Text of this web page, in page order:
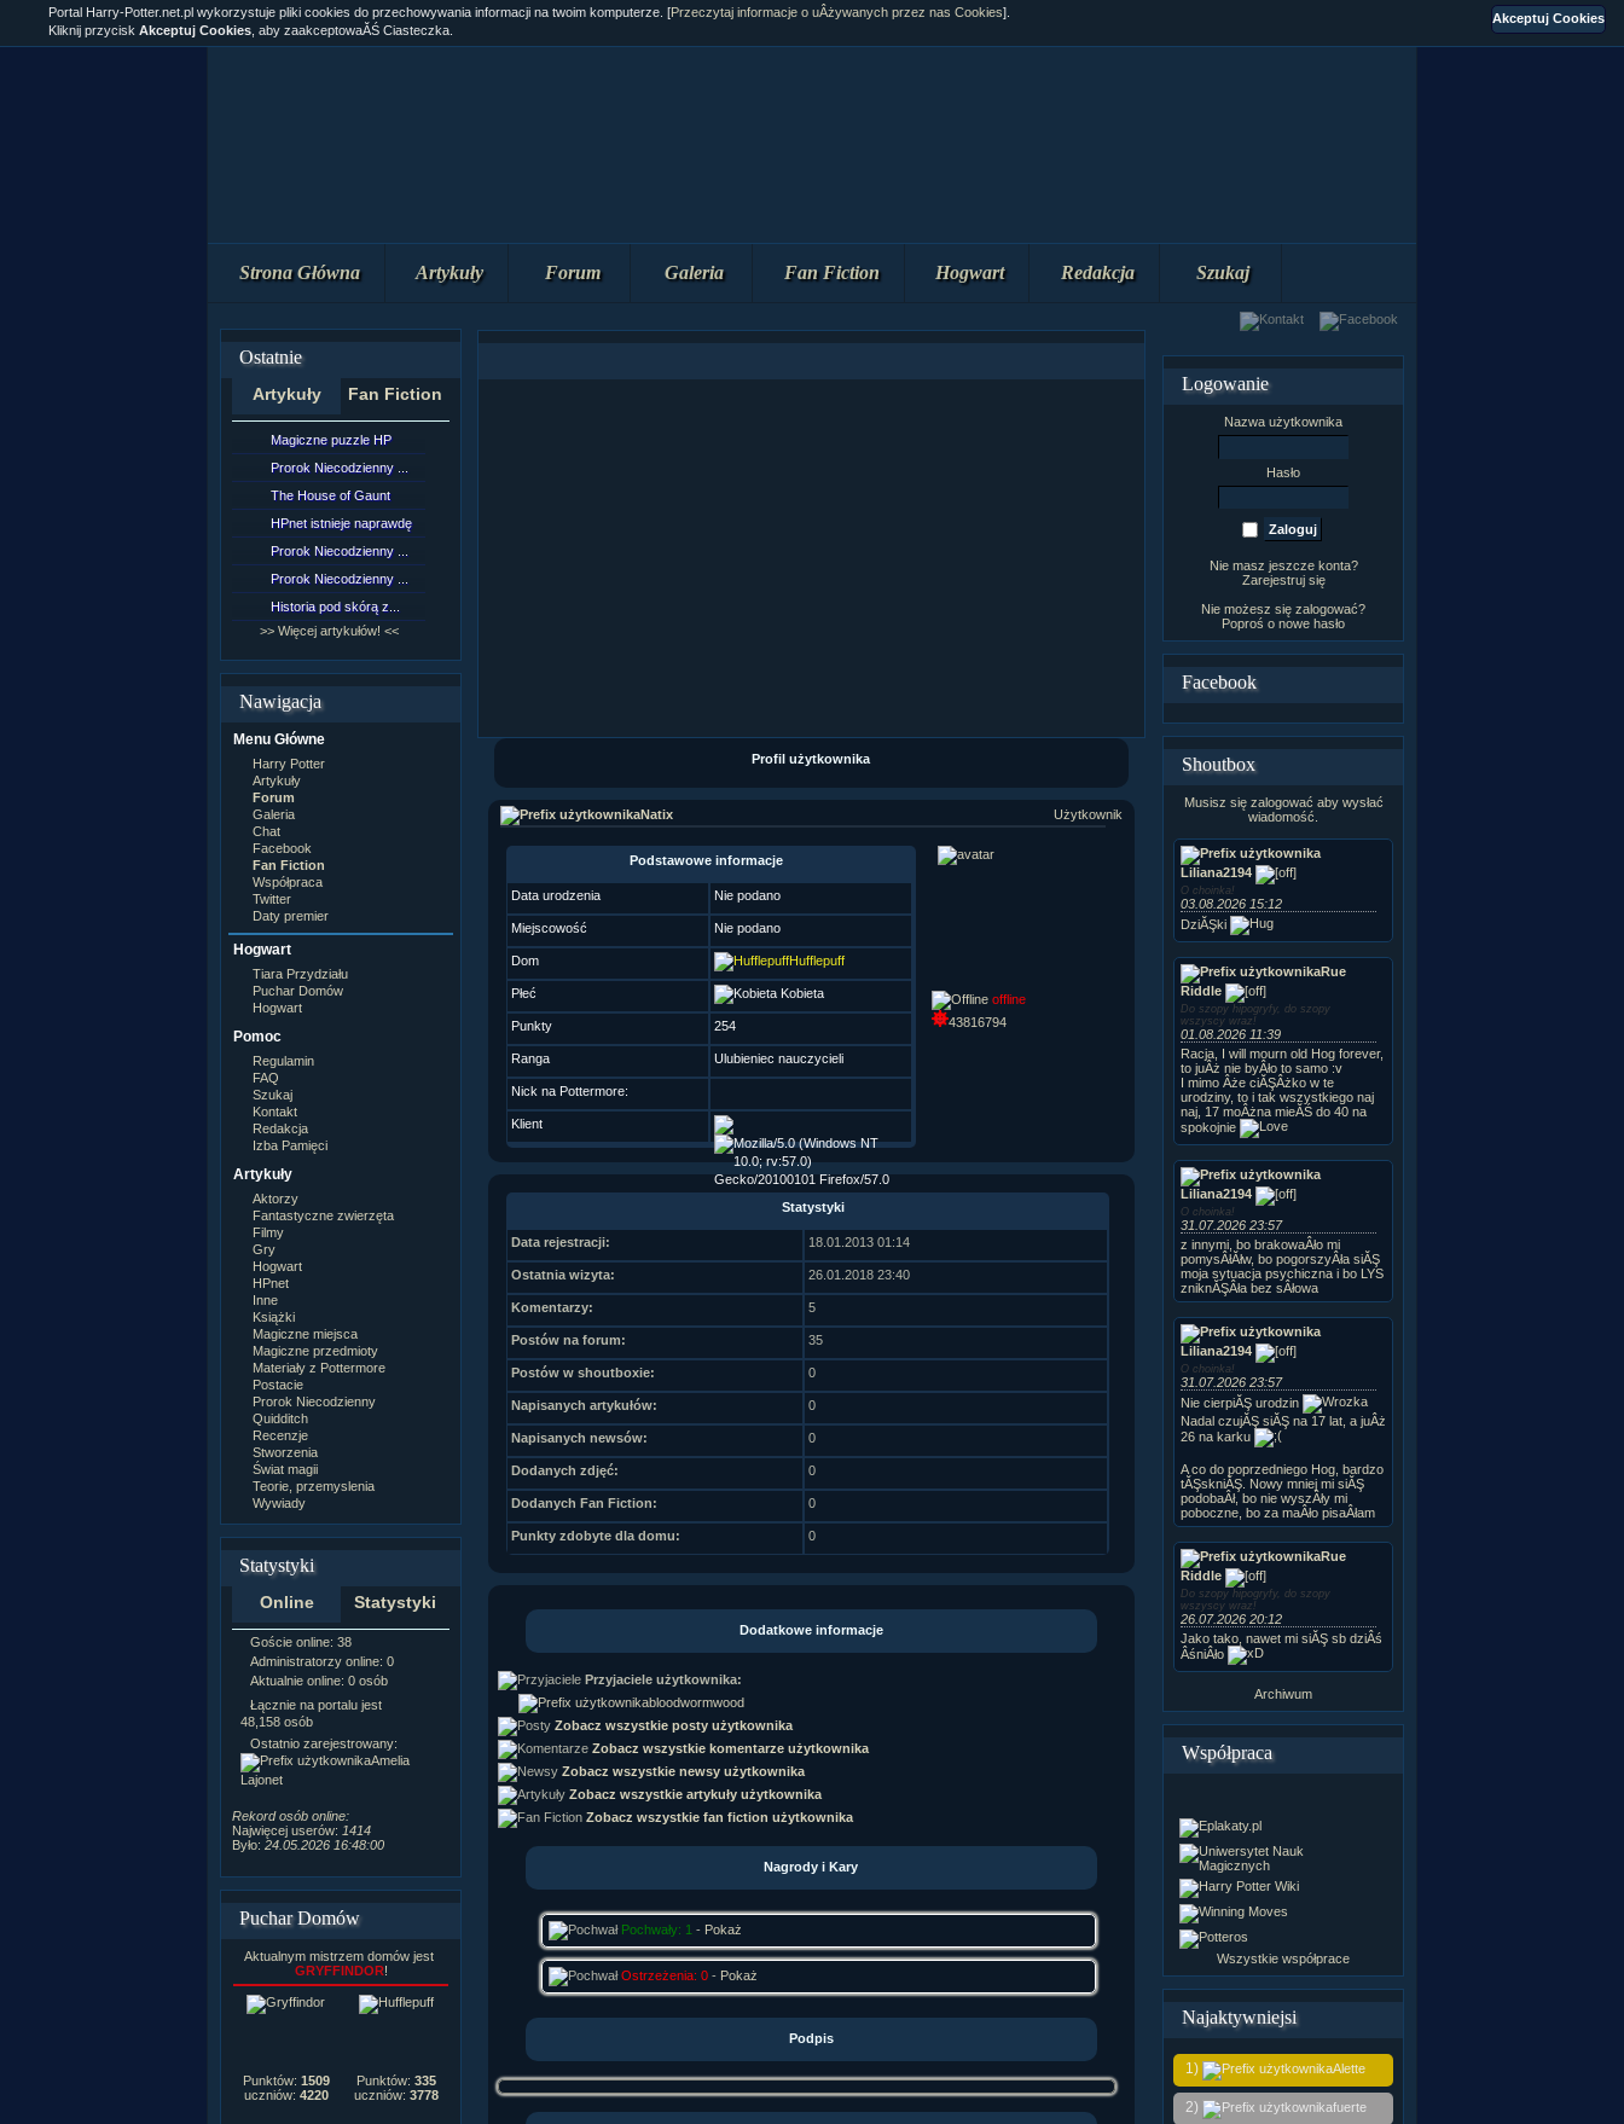
Strona Główna Artykuły Forum Galeria Fan Fiction Hogwart Redakcja Szukaj
Ostatnie
Artykuły Fan Fiction
Magiczne puzzle HP
Prorok Niecodzienny ...
The House of Gaunt
HPnet istnieje naprawdę
Prorok Niecodzienny ...
Prorok Niecodzienny ...
Historia pod skórą z...
>> Więcej artykułów! <<
Nawigacja
Menu Główne
Harry Potter
Artykuły
Forum
Galeria
Chat
Facebook
Fan Fiction
Współpraca
Twitter
Daty premier
Hogwart
Tiara Przydziału
Puchar Domów
Hogwart
Pomoc
Regulamin
FAQ
Szukaj
Kontakt
Redakcja
Izba Pamięci
Artykuły
Aktorzy
Fantastyczne zwierzęta
Filmy
Gry
Hogwart
HPnet
Inne
Książki
Magiczne miejsca
Magiczne przedmioty
Materiały z Pottermore
Postacie
Prorok Niecodzienny
Quidditch
Recenzje
Stworzenia
Świat magii
Teorie, przemyslenia
Wywiady
Statystyki
Online Statystyki
Goście online: 38
Administratorzy online: 0
Aktualnie online: 0 osób
Łącznie na portalu jest
48,158 osób
Ostatnio zarejestrowany:
Amelia
Lajonet
Rekord osób online:
Najwięcej userów: 1414
Było: 24.05.2026 16:48:00
Napisanych artykułów:
Zdjęć w galerii:21,490
Tematów na forum: 3,921
Postów na forum: 319,637
Komentarzy do materiałów:
222,019
Rozdanych pochwał:3,327
Wlepionych ostrzeżeń:4,170
Puchar Domów
Aktualnym mistrzem domów jest
GRYFFINDOR!
Punktów: 1509
uczniów: 4220
Punktów: 335
uczniów: 3778
Portal Harry-Potter.net.pl wykorzystuje pliki cookies do przechowywania informacji na twoim komputerze. [Przeczytaj informacje o uÂżywanych przez nas Cookies].
Kliknij przycisk Akceptuj Cookies , aby zaakceptowaĂŚ Ciasteczka.
Profil użytkownika
Natix Użytkownik
Podstawowe informacje
Data urodzenia Nie podano
Miejscowość Nie podano
Dom Hufflepuff
Płeć Kobieta
Punkty 254
Ranga Ulubieniec nauczycieli
Nick na Pottermore:
Klient
offline
43816794
Statystyki
Data rejestracji: 18.01.2013 01:14
Ostatnia wizyta: 26.01.2018 23:40
Komentarzy: 5
Postów na forum: 35
Postów w shoutboxie: 0
Napisanych artykułów: 0
Napisanych newsów: 0
Dodanych zdjęć: 0
Dodanych Fan Fiction: 0
Punkty zdobyte dla domu: 0
Dodatkowe informacje
Przyjaciele użytkownika:
bloodwormwood
Zobacz wszystkie posty użytkownika
Zobacz wszystkie komentarze użytkownika
Zobacz wszystkie newsy użytkownika
Zobacz wszystkie artykuły użytkownika
Zobacz wszystkie fan fiction użytkownika
Nagrody i Kary
Pochwały: 1 - Pokaż
Ostrzeżenia: 0- Pokaż
Podpis
Logowanie
Nazwa użytkownika
Hasło
Nie masz jeszcze konta?
Zarejestruj się
Nie możesz się zalogować?
Poproś o nowe hasło
Facebook
Shoutbox
Musisz się zalogować aby wysłać
wiadomość.
Liliana2194
O choinka!
03.08.2026 15:12
DziĂŞki
Rue
Riddle
Do szopy hipogryfy, do szopy
wszyscy wraz!
01.08.2026 11:39
Racja, I will mourn old Hog forever,
to juÂż nie byÂło to samo :v
I mimo Âże ciĂŞÂżko w te
urodziny, to i tak wszystkiego naj
naj, 17 moÂżna mieĂŚ do 40 na
spokojnie
Liliana2194
O choinka!
31.07.2026 23:57
z innymi, bo brakowaÂło mi
pomysÂłĂłw, bo pogorszyÂła siĂŞ
moja sytuacja psychiczna i bo LYS
zniknĂŞÂła bez sÂłowa
Liliana2194
O choinka!
31.07.2026 23:57
Nie cierpiĂŞ urodzin
Nadal czujĂŞ siĂŞ na 17 lat, a juÂż
26 na karku
A co do poprzedniego Hog, bardzo
tĂŞskniĂŞ. Nowy mniej mi siĂŞ
podobaÂł, bo nie wyszÂły mi
poboczne, bo za maÂło pisaÂłam
Rue
Riddle
Do szopy hipogryfy, do szopy
wszyscy wraz!
26.07.2026 20:12
Jako tako, nawet mi siĂŞ sb dziÂś
ÂśniÂło
Archiwum
Współpraca
Wszystkie współprace
Najaktywniejsi
1) Alette
2) fuerte